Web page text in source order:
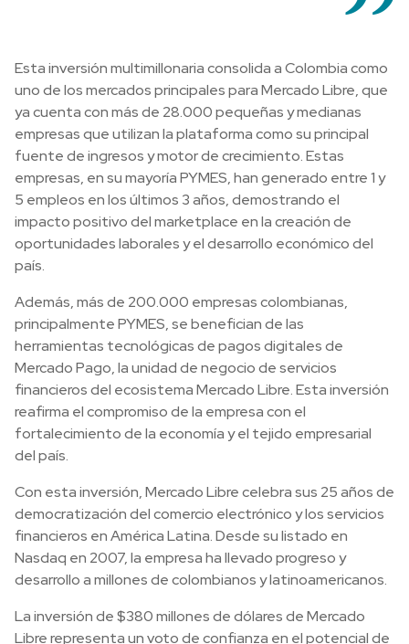
Esta inversión multimillonaria consolida a Colombia como
uno de los mercados principales para Mercado Libre, que
ya cuenta con más de 28.000 pequeñas y medianas
empresas que utilizan la plataforma como su principal
fuente de ingresos y motor de crecimiento. Estas
empresas, en su mayoría PYMES, han generado entre 1 y
5 empleos en los últimos 3 años, demostrando el
impacto positivo del marketplace en la creación de
oportunidades laborales y el desarrollo económico del
país.
Además, más de 200.000 empresas colombianas,
principalmente PYMES, se benefician de las
herramientas tecnológicas de pagos digitales de
Mercado Pago, la unidad de negocio de servicios
financieros del ecosistema Mercado Libre. Esta inversión
reafirma el compromiso de la empresa con el
fortalecimiento de la economía y el tejido empresarial
del país.
Con esta inversión, Mercado Libre celebra sus 25 años de
democratización del comercio electrónico y los servicios
financieros en América Latina. Desde su listado en
Nasdaq en 2007, la empresa ha llevado progreso y
desarrollo a millones de colombianos y latinoamericanos.
La inversión de $380 millones de dólares de Mercado
Libre representa un voto de confianza en el potencial de